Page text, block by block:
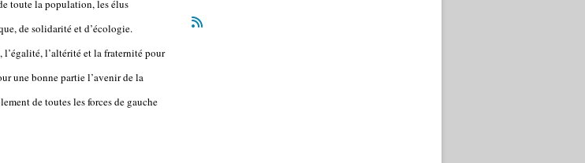
toute la population, les élus
de solidarité et d’écologie.
l’altérité et la fraternité pour
une bonne partie l’avenir de la
de toutes les forces de gauche